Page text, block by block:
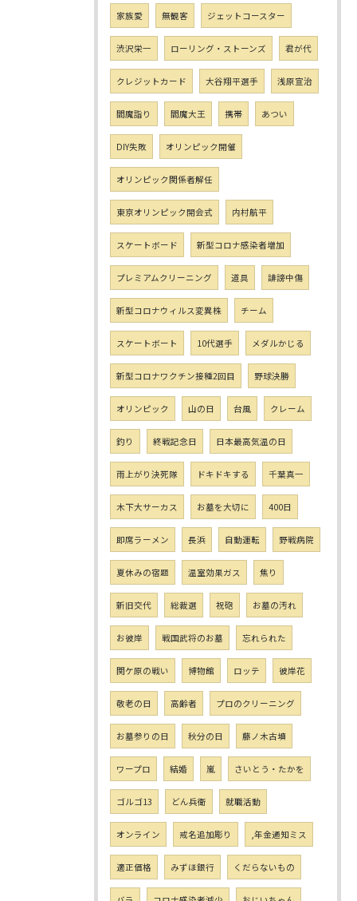
家族愛 無観客 ジェットコースター
渋沢栄一 ローリング・ストーンズ 君が代
クレジットカード 大谷翔平選手 浅原宣治
閻魔詣り 閻魔大王 携帯 あつい
DIY失敗 オリンピック開催
オリンピック関係者解任
東京オリンピック開会式 内村航平
スケートボード 新型コロナ感染者増加
プレミアムクリーニング 道具 誹謗中傷
新型コロナウィルス変異株 チーム
スケートボート 10代選手 メダルかじる
新型コロナワクチン接種2回目 野球決勝
オリンピック 山の日 台風 クレーム
釣り 終戦記念日 日本最高気温の日
雨上がり決死隊 ドキドキする 千葉真一
木下大サーカス お墓を大切に 400日
即席ラーメン 長浜 自動運転 野戦病院
夏休みの宿題 温室効果ガス 焦り
新旧交代 総裁選 祝砲 お墓の汚れ
お彼岸 戦国武将のお墓 忘れられた
関ケ原の戦い 博物館 ロッテ 彼岸花
敬老の日 高齢者 プロのクリーニング
お墓参りの日 秋分の日 藤ノ木古墳
ワープロ 結婚 嵐 さいとう・たかを
ゴルゴ13 どん兵衛 就職活動
オンライン 戒名追加彫り ,年金通知ミス
適正価格 みずほ銀行 くだらないもの